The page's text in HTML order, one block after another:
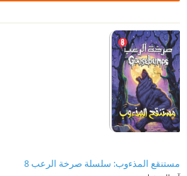
مستنقع المذءوب: سلسلة صرخة الرعب 8